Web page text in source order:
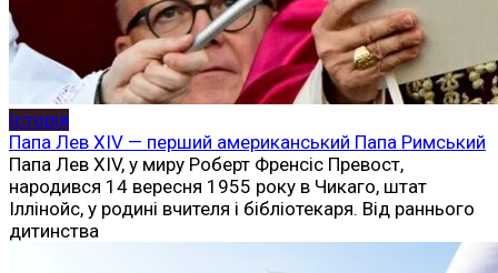
Історія
Папа Лев XIV — перший американський Папа Римський
Папа Лев XIV, у миру Роберт Френсіс Превост,
народився 14 вересня 1955 року в Чикаго, штат
Іллінойс, у родині вчителя і бібліотекаря. Від раннього
дитинства